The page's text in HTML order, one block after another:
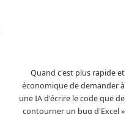
Quand c'est plus rapide et
économique de demander à
une IA d'écrire le code que de
contourner un bug d'Excel»